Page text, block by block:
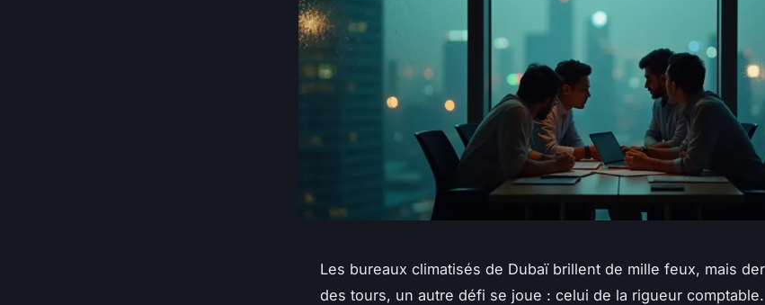
Les bureaux climatisés de Dubaï brillent de mille feux, mais
des tours, un autre défi se joue : celui de la rigueur comptable.